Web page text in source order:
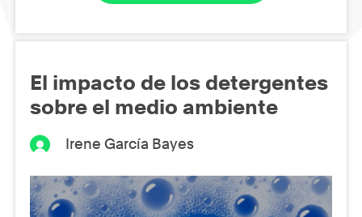
El impacto de los detergentes
sobre el medio ambiente
Irene García Bayes